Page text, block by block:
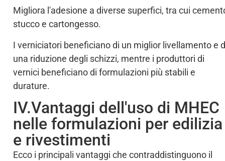
Migliora l'adesione a diverse superfici, tra cui
stucco e cartongesso.
I verniciatori beneficiano di un miglior livellamento e
una riduzione degli schizzi, mentre i produttori di
vernici beneficiano di formulazioni più stabili e
durature.
IV.Vantaggi dell'uso di MHEC
nelle formulazioni per edilizia
e rivestimenti
Ecco i principali vantaggi che contraddistinguono il